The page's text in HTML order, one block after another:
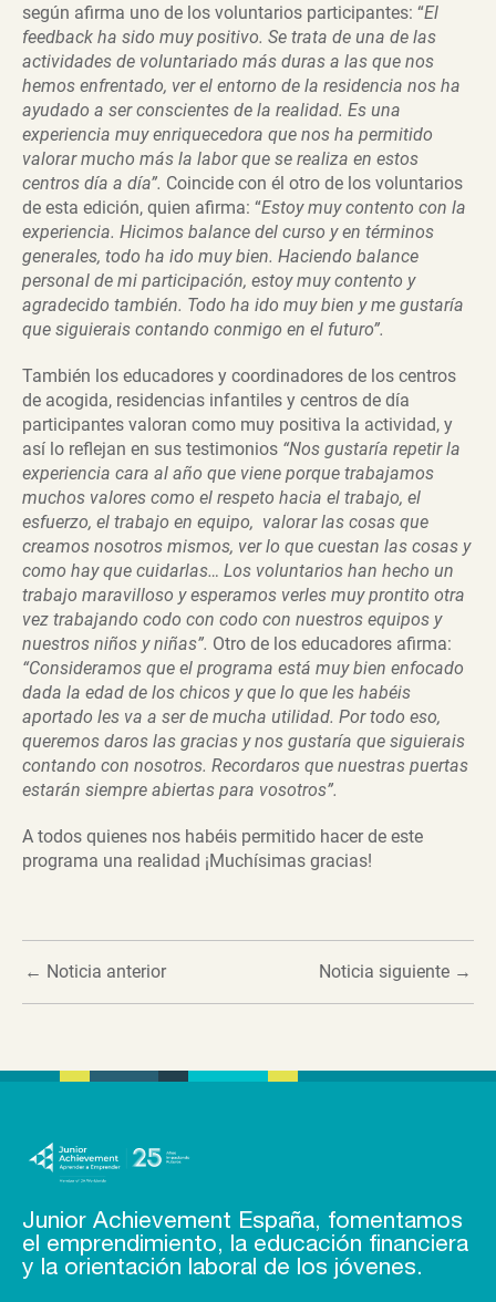
según afirma uno de los voluntarios participantes: “El
feedback ha sido muy positivo. Se trata de una de las
actividades de voluntariado más duras a las que nos
hemos enfrentado, ver el entorno de la residencia nos ha
ayudado a ser conscientes de la realidad. Es una
experiencia muy enriquecedora que nos ha permitido
valorar mucho más la labor que se realiza en estos
centros día a día”. Coincide con él otro de los voluntarios
de esta edición, quien afirma: “Estoy muy contento con la
experiencia. Hicimos balance del curso y en términos
generales, todo ha ido muy bien. Haciendo balance
personal de mi participación, estoy muy contento y
agradecido también. Todo ha ido muy bien y me gustaría
que siguierais contando conmigo en el futuro”.
También los educadores y coordinadores de los centros
de acogida, residencias infantiles y centros de día
participantes valoran como muy positiva la actividad, y
así lo reflejan en sus testimonios “Nos gustaría repetir la
experiencia cara al año que viene porque trabajamos
muchos valores como el respeto hacia el trabajo, el
esfuerzo, el trabajo en equipo, valorar las cosas que
creamos nosotros mismos, ver lo que cuestan las cosas y
como hay que cuidarlas… Los voluntarios han hecho un
trabajo maravilloso y esperamos verles muy prontito otra
vez trabajando codo con codo con nuestros equipos y
nuestros niños y niñas”. Otro de los educadores afirma:
“Consideramos que el programa está muy bien enfocado
dada la edad de los chicos y que lo que les habéis
aportado les va a ser de mucha utilidad. Por todo eso,
queremos daros las gracias y nos gustaría que siguierais
contando con nosotros. Recordaros que nuestras puertas
estarán siempre abiertas para vosotros”.
A todos quienes nos habéis permitido hacer de este
programa una realidad ¡Muchísimas gracias!
← Noticia anterior Noticia siguiente →
Junior Achievement España, fomentamos
el emprendimiento, la educación financiera
y la orientación laboral de los jóvenes.